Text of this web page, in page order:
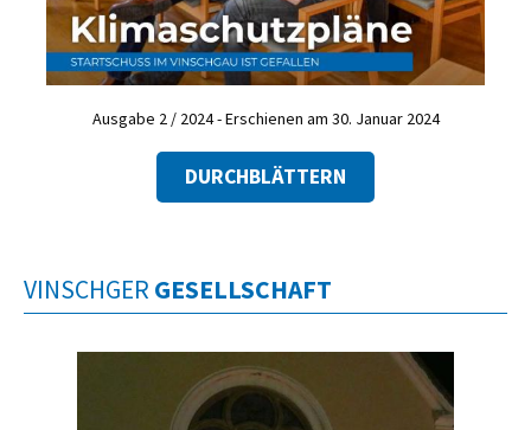
Ausgabe 2 / 2024 - Erschienen am 30. Januar 2024
DURCHBLÄTTERN
VINSCHGER GESELLSCHAFT